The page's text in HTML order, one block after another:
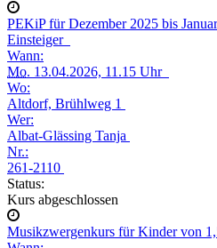
PEKiP für Dezember 2025 bis
Einsteiger
Wann:
Mo. 13.04.2026, 11.15 Uhr
Wo:
Altdorf, Brühlweg 1
Wer:
Albat-Glässing Tanja
Nr.:
261-2110
Status:
Kurs abgeschlossen
Musikzwergenkurs für Kinder von